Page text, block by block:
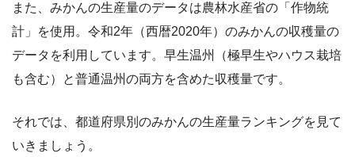
また、みかんの生産量のデータは農林水産省の「作物統
計」を使用。令和2年（西暦2020年）のみかんの収穫量の
データを利用しています。早生温州（極早生やハウス栽培
も含む）と普通温州の両方を含めた収穫量です。
それでは、都道府県別のみかんの生産量ランキングを見て
いきましょう。